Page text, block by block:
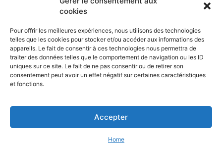
cookies
Pour offrir les meilleures expériences, nous utilisons des technologies
telles que les cookies pour stocker et/ou accéder aux informations des
appareils. Le fait de consentir à ces technologies nous permettra de
traiter des données telles que le comportement de navigation ou les ID
uniques sur ce site. Le fait de ne pas consentir ou de retirer son
consentement peut avoir un effet négatif sur certaines caractéristiques
et fonctions.
Accepter
Home
SUIVEZ NOUS
Accueil Economie Entreprises Entrepreneur Afrique
HIGH-TECH Auto-Moto
© Challenges.tn By AAKOM.DIGITAL